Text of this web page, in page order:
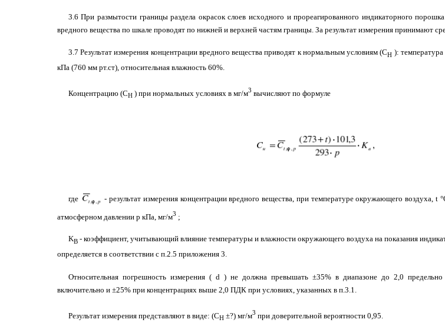
3.6 При размытости границы раздела окрасок слоев исходного и прореагированного индикаторного
вредного вещества по шкале проводят по нижней и верхней частям границы. За результат измерения принимают
3.7 Результат измерения концентрации вредного вещества приводят к нормальным условиям (СН ):
кПа (760 мм рт.ст), относительная влажность 60%.
Концентрацию (СН) при нормальных условиях в мг/м3 вычисляют по формуле
где - результат измерения концентрации вредного вещества, при температуре окружающего воздуха, t
атмосферном давлении p кПа, мг/м3 ;
KB - коэффициент, учитывающий влияние температуры и влажности окружающего воздуха на показания
определяется в соответствии с п.2.5 приложения 3.
Относительная погрешность измерения ( d ) не должна превышать ±35% в диапазоне до 2,0
включительно и ±25% при концентрациях выше 2,0 ПДК при условиях, указанных в п.3.1.
Результат измерения представляют в виде: (CH ±?) мг/м3 при доверительной вероятности 0,95.